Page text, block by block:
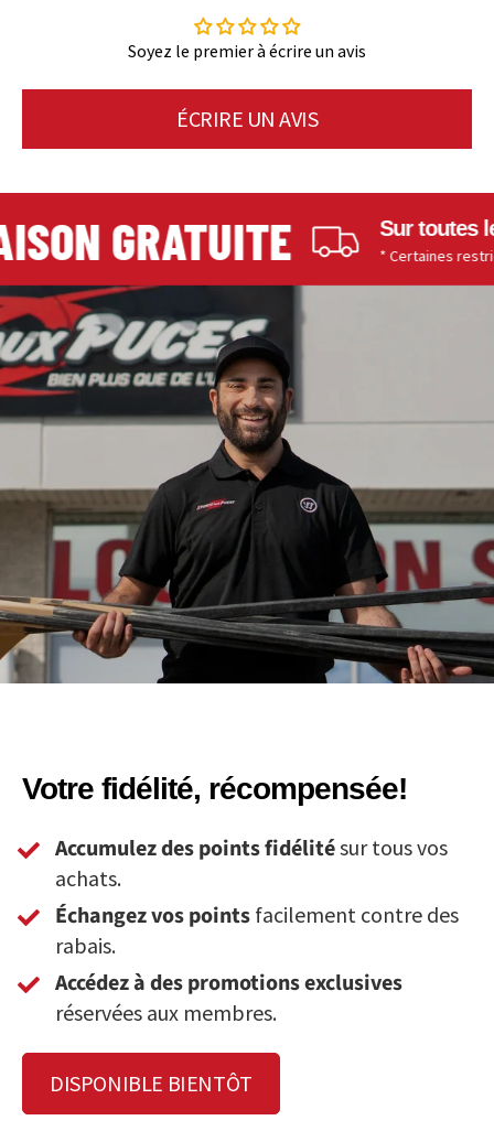
Soyez le premier à écrire un avis
ÉCRIRE UN AVIS
GRATUITE Sur toutes les
* Certaines
Votre fidélité, récompensée!
Accumulez des points fidélitésur tous vos
achats.
Échangez vos points facilement contre des
rabais.
Accédez à des promotions exclusives
réservées aux membres.
DISPONIBLE BIENTÔT